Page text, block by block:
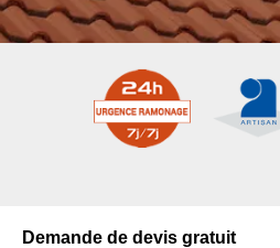
Demande de devis gratuit